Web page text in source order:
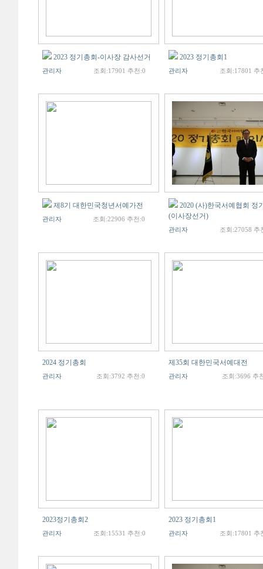
2023 정기총회-이사장 감사선거
관리자 조회:17901 추천:0
2023 정기총회1
관리자 조회:17801 추
제8기 대한민국청년서예가전
관리자 조회:22906 추천:0
2020 (사)한국서예협회 정
(이사장선거)
관리자 조회:27058 추
2024 정기총회
관리자 조회:3792 추천:0
제35회 대한민국서예대전
관리자 조회:3696 추
2023정기총회2
관리자 조회:15531 추천:0
2023 정기총회1
관리자 조회:17801 추